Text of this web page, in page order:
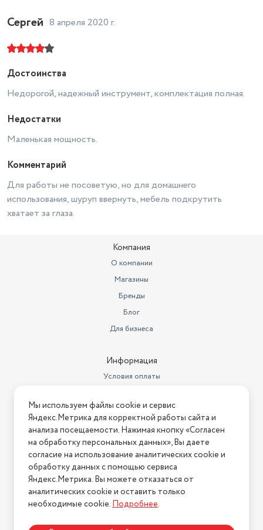
Сергей 8 апреля 2020 г.
Достоинства
Недорогой, надежный инструмент, комплектация полная.
Недостатки
Маленькая мощность.
Комментарий
Для работы не посоветую, но для домашнего
использования, шуруп ввернуть, мебель подкрутить
хватает за глаза.
Компания
О компании
Магазины
Бренды
Блог
Для бизнеса
Информация
Условия оплаты
Условия возврата
Нашли ошибку на сайте? Напишите нам
2026 © Интернет-магазин "АстМаркет". У нас есть всё!
Политика конфиденциальности
Мы используем файлы cookie и сервис
Яндекс.Метрика для корректной работы сайта и
анализа посещаемости. Нажимая кнопку «Согласен
на обработку персональных данных», Вы даете
согласие на использование аналитических cookie и
обработку данных с помощью сервиса
Яндекс.Метрика. Вы можете отказаться от
аналитических cookie и оставить только
необходимые cookie.Подробнее.